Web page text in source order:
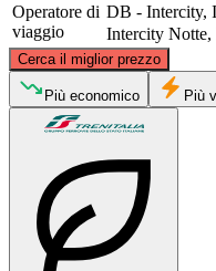
Operatore di
viaggio
DB - Intercity,
Intercity Notte,
Cerca il miglior prezzo
Più economico Più